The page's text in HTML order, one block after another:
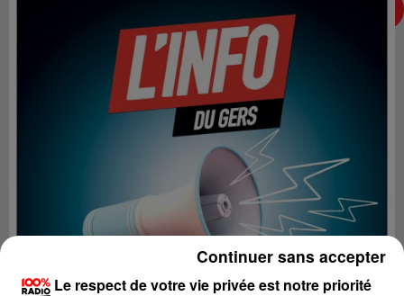
Le respect de votre vie privée est notre priorité
Continuer sans accepter